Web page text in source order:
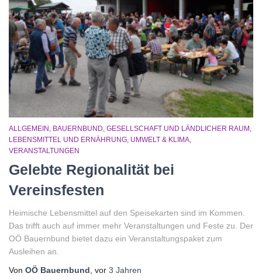
ALLGEMEIN BAUERNBUND GESELLSCHAFT UND LÄNDLICHER RAUM
LEBENSMITTEL UND ERNÄHRUNG UMWELT & KLIMA
VERANSTALTUNGEN
Gelebte Regionalität bei
Vereinsfesten
Heimische Lebensmittel auf den Speisekarten sind im Kommen.
Das trifft auch auf immer mehr Veranstaltungen und Feste zu. Der
OÖ Bauernbund bietet dazu ein Veranstaltungspaket zum
Ausleihen an.
Von OÖ Bauernbund , vor 3 Jahren